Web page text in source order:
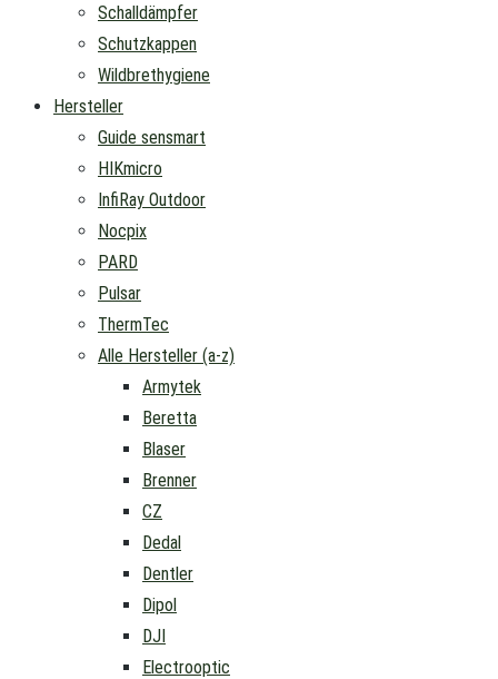
Schalldämpfer
Schutzkappen
Wildbrethygiene
Hersteller
Guide sensmart
HIKmicro
InfiRay Outdoor
Nocpix
PARD
Pulsar
ThermTec
Alle Hersteller (a-z)
Armytek
Beretta
Blaser
Brenner
CZ
Dedal
Dentler
Dipol
DJI
Electrooptic